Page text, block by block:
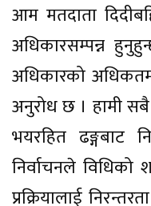
आम मतदाता
अधिकारसम्पन्न
अधिकारको अधिकतम
अनुरोध छ । हामी सबै
भयरहित ढङ्गबाट
निर्वाचनले
प्रक्रियालाई